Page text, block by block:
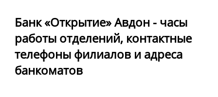
Банк «Открытие» Авдон - часы
работы отделений, контактные
телефоны филиалов и адреса
банкоматов